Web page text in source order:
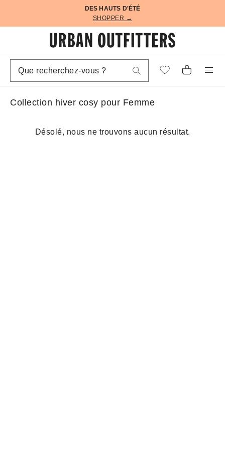
DES HAUTS D'ÉTÉ
SHOPPER →
Collection hiver cosy pour Femme
Désolé, nous ne trouvons aucun résultat.